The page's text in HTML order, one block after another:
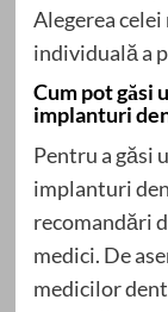
Alegerea
individuală a
Cum pot găsi
implanturi
Pentru a găsi
implanturi
recomandări
medici. De
medicilor